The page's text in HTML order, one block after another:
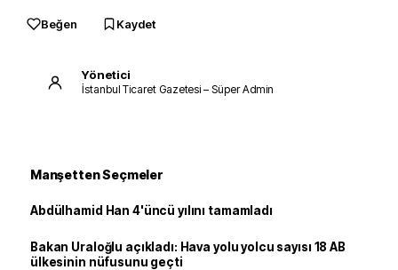
Beğen Kaydet
Yönetici
İstanbul Ticaret Gazetesi – Süper Admin
Manşetten Seçmeler
Abdülhamid Han 4'üncü yılını tamamladı
Bakan Uraloğlu açıkladı: Hava yolu yolcu sayısı 18 AB
ülkesinin nüfusunu geçti